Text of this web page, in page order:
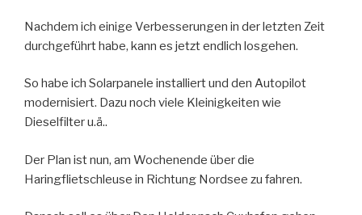
Nachdem ich einige Verbesserungen in der letzten Zeit
durchgeführt habe, kann es jetzt endlich losgehen.
So habe ich Solarpanele installiert und den Autopilot
modernisiert. Dazu noch viele Kleinigkeiten wie
Dieselfilter u.ä..
Der Plan ist nun, am Wochenende über die
Haringflietschleuse in Richtung Nordsee zu fahren.